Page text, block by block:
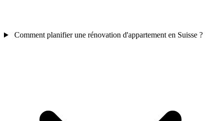
Comment planifier une rénovation d'appartement en Suisse ?